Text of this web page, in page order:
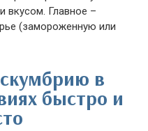
вкусом. Главное –
(замороженную или
в
быстро и